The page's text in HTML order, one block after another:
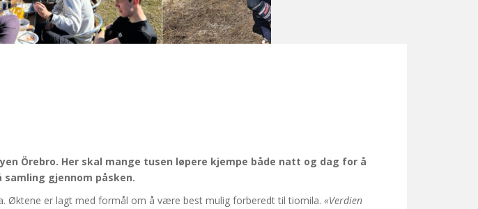
Örebro. Her skal mange tusen løpere kjempe både natt og dag for å
gjennom påsken.
Øktene er lagt med formål om å være best mulig forberedt til tiomila. «Verdien